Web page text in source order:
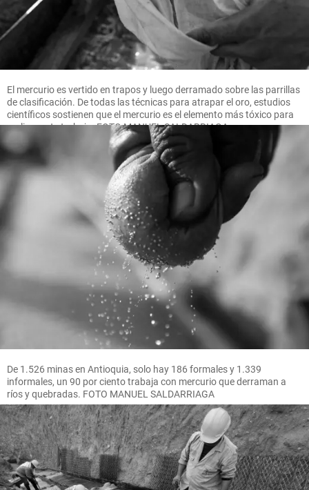
El mercurio es vertido en trapos y luego derramado sobre las parrillas
de clasificación. De todas las técnicas para atrapar el oro, estudios
científicos sostienen que el mercurio es el elemento más tóxico para
realizar este trabajo. FOTO MANUEL SALDARRIAGA
De 1.526 minas en Antioquia, solo hay 186 formales y 1.339
informales, un 90 por ciento trabaja con mercurio que derraman a
ríos y quebradas. FOTO MANUEL SALDARRIAGA